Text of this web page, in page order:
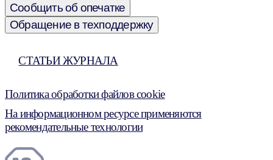
Сообщить об опечатке
Обращение в техподдержку
СТАТЬИ ЖУРНАЛА
Политика обработки файлов cookie
На информационном ресурсе применяются
рекомендательные технологии